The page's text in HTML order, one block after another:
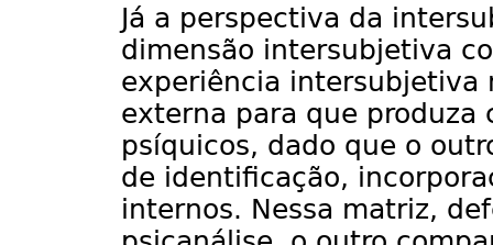
Já a perspectiva da
dimensão intersubjetiva
experiência intersubjetiva
externa para que produza
psíquicos, dado que o
de identificação,
internos. Nessa matriz,